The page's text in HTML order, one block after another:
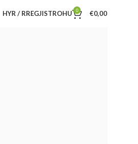
HYR / RREGJISTROHU 0 €0,00